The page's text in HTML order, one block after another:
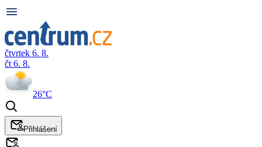
čtvrtek 6. 8.
čt 6. 8.
26°C
Přihlášení